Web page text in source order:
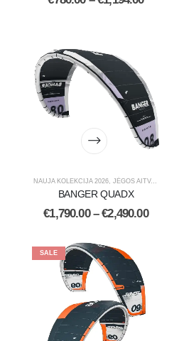
NAUJA KOLEKCIJA 2026 ,JĖGOS AITVARAI
BANGER QUADX
€1,790.00 – €2,490.00
SALE